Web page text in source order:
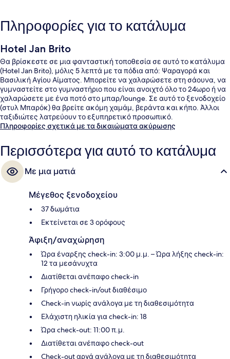
Πληροφορίες για το κατάλυμα
Hotel Jan Brito
Θα βρίσκεστε σε μια φανταστική τοποθεσία σε αυτό το κατάλυμα
(Hotel Jan Brito), μόλις 5 λεπτά με τα πόδια από: Ψαραγορά και
Βασιλική Αγίου Αίματος. Μπορείτε να χαλαρώσετε στη σάουνα, να
γυμναστείτε στο γυμναστήριο που είναι ανοιχτό όλο το 24ωρο ή να
χαλαρώσετε με ένα ποτό στο μπαρ/lounge. Σε αυτό το ξενοδοχείο
(στυλ Μπαρόκ) θα βρείτε ακόμη χαμάμ, βεράντα και κήπο. Άλλοι
ταξιδιώτες λατρεύουν το εξυπηρετικό προσωπικό.
Πληροφορίες σχετικά με τα δικαιώματα ακύρωσης
Περισσότερα για αυτό το κατάλυμα
Με μια ματιά
Μέγεθος ξενοδοχείου
37 δωμάτια
Εκτείνεται σε 3 ορόφους
Άφιξη/αναχώρηση
Ώρα έναρξης check-in: 3:00 μ.μ. – Ώρα λήξης check-in:
12 τα μεσάνυχτα
Διατίθεται ανέπαφο check-in
Γρήγορο check-in/out διαθέσιμο
Check-in νωρίς ανάλογα με τη διαθεσιμότητα
Ελάχιστη ηλικία για check-in: 18
Ώρα check-out: 11:00 π.μ.
Διατίθεται ανέπαφο check-out
Check-out αργά ανάλογα με τη διαθεσιμότητα